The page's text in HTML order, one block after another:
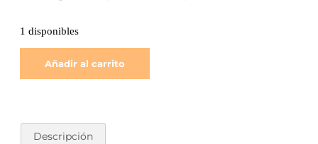
1 disponibles
Añadir al carrito
Descripción